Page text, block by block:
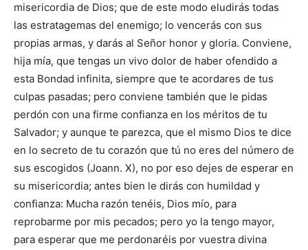
misericordia de Dios; que de este modo eludirás todas
las estratagemas del enemigo; lo vencerás con sus
propias armas, y darás al Señor honor y gloria. Conviene,
hija mía, que tengas un vivo dolor de haber ofendido a
esta Bondad infinita, siempre que te acordares de tus
culpas pasadas; pero conviene también que le pidas
perdón con una firme confianza en los méritos de tu
Salvador; y aunque te parezca, que el mismo Dios te dice
en lo secreto de tu corazón que tú no eres del número de
sus escogidos (Joann. X), no por eso dejes de esperar en
su misericordia; antes bien le dirás con humildad y
confianza: Mucha razón tenéis, Dios mío, para
reprobarme por mis pecados; pero yo la tengo mayor,
para esperar que me perdonaréis por vuestra divina